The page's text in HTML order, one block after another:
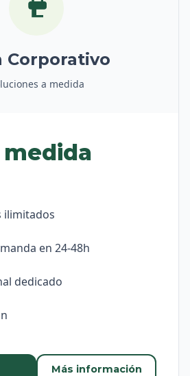
Corporativo
a medida
medida
ilimitados
en 24-48h
dedicado
Más información